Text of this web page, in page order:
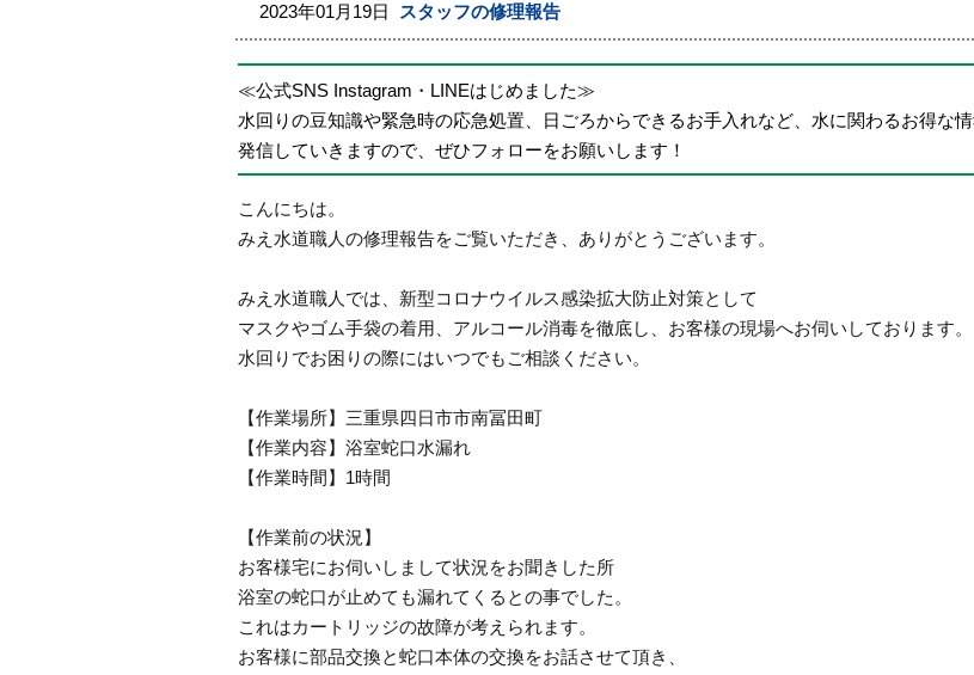
2023年01月19日 スタッフの修理報告
≪公式SNS Instagram・LINEはじめました≫
水回りの豆知識や緊急時の応急処置、日ごろからできるお手入れなど、水に関わるお得な
発信していきますので、ぜひフォローをお願いします！
こんにちは。
みえ水道職人の修理報告をご覧いただき、ありがとうございます。
みえ水道職人では、新型コロナウイルス感染拡大防止対策として
マスクやゴム手袋の着用、アルコール消毒を徹底し、お客様の現場へお伺いしております。
水回りでお困りの際にはいつでもご相談ください。
【作業場所】三重県四日市市南冨田町
【作業内容】浴室蛇口水漏れ
【作業時間】1時間
【作業前の状況】
お客様宅にお伺いしまして状況をお聞きした所
浴室の蛇口が止めても漏れてくるとの事でした。
これはカートリッジの故障が考えられます。
お客様に部品交換と蛇口本体の交換をお話させて頂き、